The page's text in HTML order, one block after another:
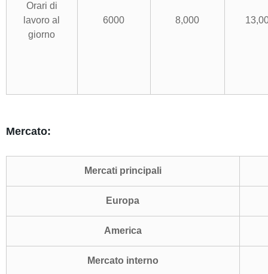
Orari di
lavoro al
giorno
6000 8,000
Mercato:
Mercati principali
Europa
America
Mercato interno